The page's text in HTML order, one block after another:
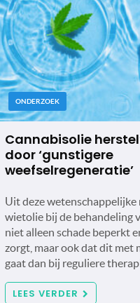
ONDERZOEK
Cannabisolie
door ‘gunstigere
weefselregeneratie’
Uit deze
wietolie bij de behandeling
niet alleen schade beperkt
zorgt, maar ook dat dit met
gaat dan bij reguliere
LEES VERDER